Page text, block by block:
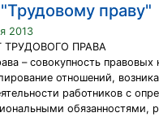
праву"
2013
ПРАВА
– совокупность правовых
отношений,
работников с
обязанностями,